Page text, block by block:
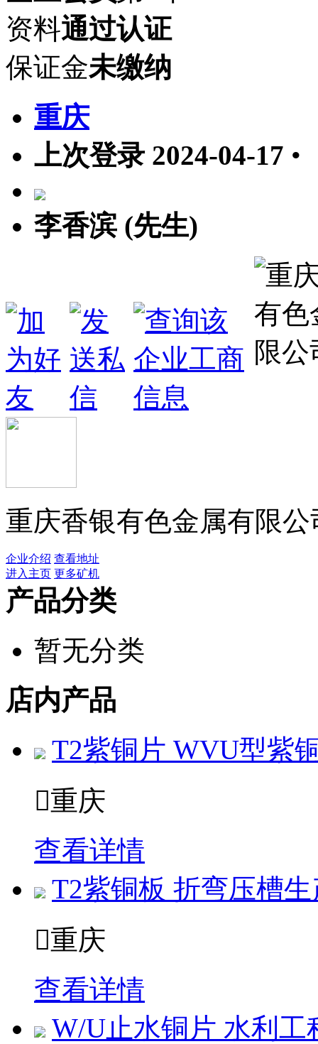
资料通过认证
保证金未缴纳
重庆
上次登录 2024-04-17 •
李香滨 (先生)
重庆香银有色金属有限公
企业介绍 查看地址
进入主页 更多矿机
产品分类
暂无分类
店内产品
T2紫铜片 WVU型紫
重庆
查看详情
T2紫铜板 折弯压槽
重庆
查看详情
W/U止水铜片 水利工